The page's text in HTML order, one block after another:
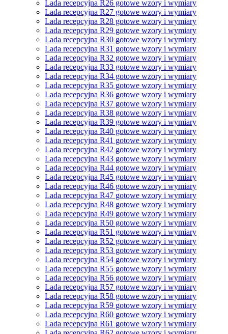
Lada recepcyjna R26 gotowe wzory i wymiary
Lada recepcyjna R27 gotowe wzory i wymiary
Lada recepcyjna R28 gotowe wzory i wymiary
Lada recepcyjna R29 gotowe wzory i wymiary
Lada recepcyjna R30 gotowe wzory i wymiary
Lada recepcyjna R31 gotowe wzory i wymiary
Lada recepcyjna R32 gotowe wzory i wymiary
Lada recepcyjna R33 gotowe wzory i wymiary
Lada recepcyjna R34 gotowe wzory i wymiary
Lada recepcyjna R35 gotowe wzory i wymiary
Lada recepcyjna R36 gotowe wzory i wymiary
Lada recepcyjna R37 gotowe wzory i wymiary
Lada recepcyjna R38 gotowe wzory i wymiary
Lada recepcyjna R39 gotowe wzory i wymiary
Lada recepcyjna R40 gotowe wzory i wymiary
Lada recepcyjna R41 gotowe wzory i wymiary
Lada recepcyjna R42 gotowe wzory i wymiary
Lada recepcyjna R43 gotowe wzory i wymiary
Lada recepcyjna R44 gotowe wzory i wymiary
Lada recepcyjna R45 gotowe wzory i wymiary
Lada recepcyjna R46 gotowe wzory i wymiary
Lada recepcyjna R47 gotowe wzory i wymiary
Lada recepcyjna R48 gotowe wzory i wymiary
Lada recepcyjna R49 gotowe wzory i wymiary
Lada recepcyjna R50 gotowe wzory i wymiary
Lada recepcyjna R51 gotowe wzory i wymiary
Lada recepcyjna R52 gotowe wzory i wymiary
Lada recepcyjna R53 gotowe wzory i wymiary
Lada recepcyjna R54 gotowe wzory i wymiary
Lada recepcyjna R55 gotowe wzory i wymiary
Lada recepcyjna R56 gotowe wzory i wymiary
Lada recepcyjna R57 gotowe wzory i wymiary
Lada recepcyjna R58 gotowe wzory i wymiary
Lada recepcyjna R59 gotowe wzory i wymiary
Lada recepcyjna R60 gotowe wzory i wymiary
Lada recepcyjna R61 gotowe wzory i wymiary